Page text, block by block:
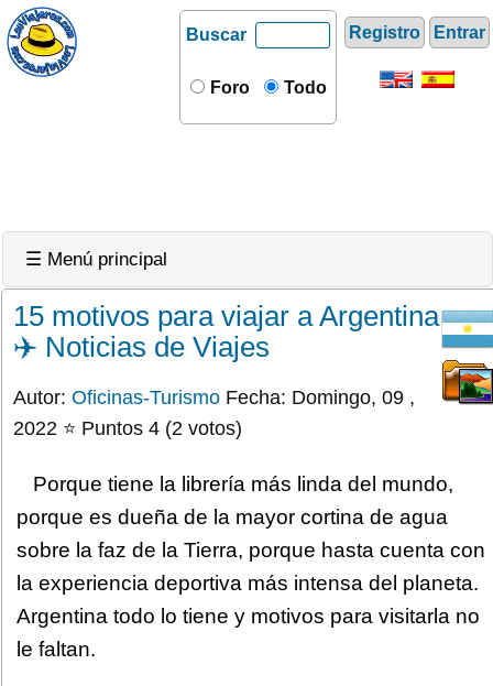
Registro Entrar
Buscar
Foro Todo
☰ Menú principal
15 motivos para viajar a Argentina
✈️ Noticias de Viajes
Autor: Oficinas-Turismo Fecha: Domingo, 09 ,
2022 ⭐ Puntos 4 (2 votos)
Porque tiene la librería más linda del mundo,
porque es dueña de la mayor cortina de agua
sobre la faz de la Tierra, porque hasta cuenta con
la experiencia deportiva más intensa del planeta.
Argentina todo lo tiene y motivos para visitarla no
le faltan.